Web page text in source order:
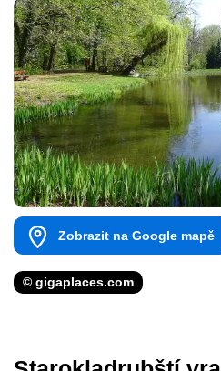
Zobrazit na Google mapě
© gigaplaces.com